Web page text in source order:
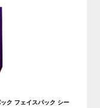
ク フェイスパック シー